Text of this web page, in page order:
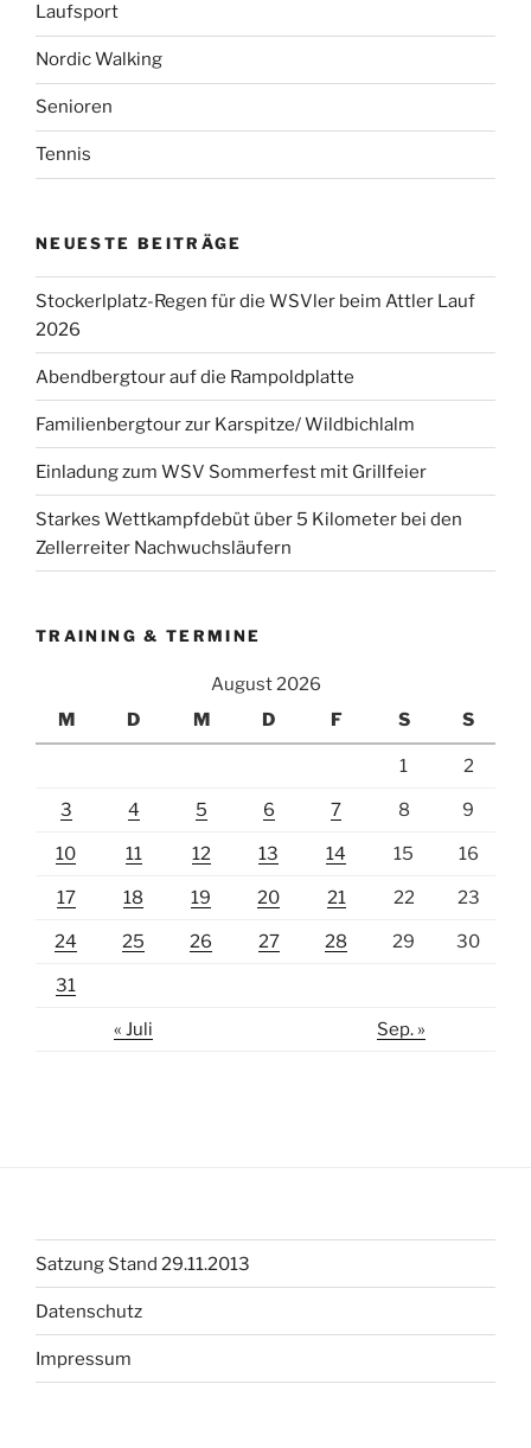
Laufsport
Nordic Walking
Senioren
Tennis
NEUESTE BEITRÄGE
Stockerlplatz-Regen für die WSVler beim Attler Lauf
2026
Abendbergtour auf die Rampoldplatte
Familienbergtour zur Karspitze/ Wildbichlalm
Einladung zum WSV Sommerfest mit Grillfeier
Starkes Wettkampfdebüt über 5 Kilometer bei den
Zellerreiter Nachwuchsläufern
TRAINING & TERMINE
August 2026
M
D M D F S S
1 2
3 4 5 6 7 8 9
10 11 12 13 14 15 16
17 18 19 20 21 22 23
24 25 26 27 28 29 30
31
« Juli Sep. »
Satzung Stand 29.11.2013
Datenschutz
Impressum